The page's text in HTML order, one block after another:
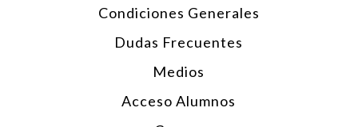
Condiciones Generales
Dudas Frecuentes
Medios
Acceso Alumnos